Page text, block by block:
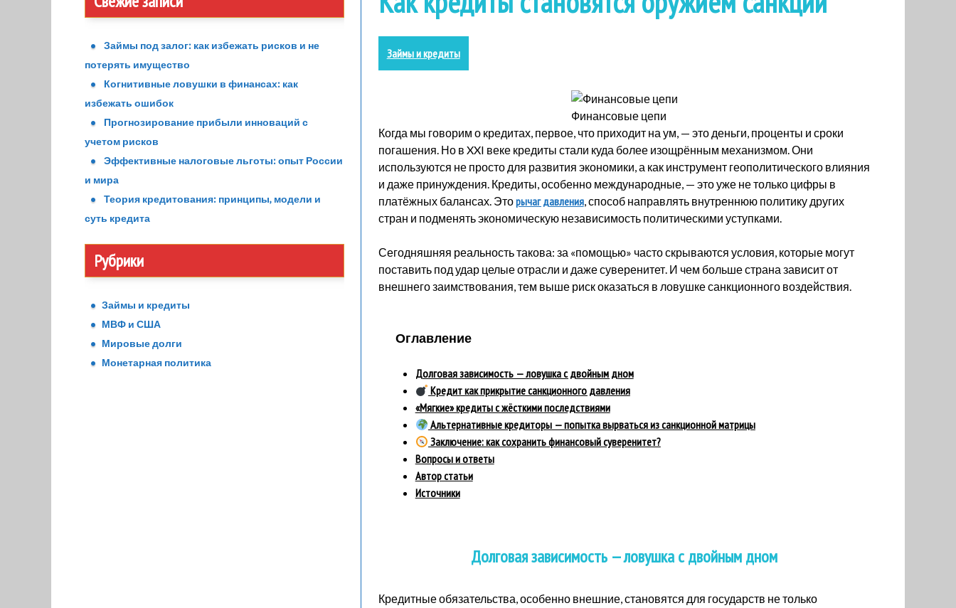
Займы и кредиты
Финансовые цепи
Когда мы говорим о кредитах, первое, что приходит на ум, — это деньги, проценты и сроки
погашения. Но в XXI веке кредиты стали куда более изощрённым механизмом. Они
используются не просто для развития экономики, а как инструмент геополитического влияния
и даже принуждения. Кредиты, особенно международные, — это уже не только цифры в
платёжных балансах. Эторычаг давления, способ направлять внутреннюю политику других
стран и подменять экономическую независимость политическими уступками.
Сегодняшняя реальность такова: за «помощью» часто скрываются условия, которые могут
поставить под удар целые отрасли и даже суверенитет. И чем больше страна зависит от
внешнего заимствования, тем выше риск оказаться в ловушке санкционного воздействия.
Оглавление
Долговая зависимость — ловушка с двойным дном
Кредит как прикрытие санкционного давления
«Мягкие» кредиты с жёсткими последствиями
Альтернативные кредиторы — попытка вырваться из санкционной матрицы
Заключение: как сохранить финансовый суверенитет?
Вопросы и ответы
Автор статьи
Источники
Долговая зависимость — ловушка с двойным дном
Кредитные обязательства, особенно внешние, становятся для государств не только
Займы под залог: как избежать рисков и не
потерять имущество
Когнитивные ловушки в финансах: как
избежать ошибок
Прогнозирование прибыли инноваций с
учетом рисков
Эффективные налоговые льготы: опыт России
и мира
Теория кредитования: принципы, модели и
суть кредита
Рубрики
Займы и кредиты
МВФ и США
Мировые долги
Монетарная политика